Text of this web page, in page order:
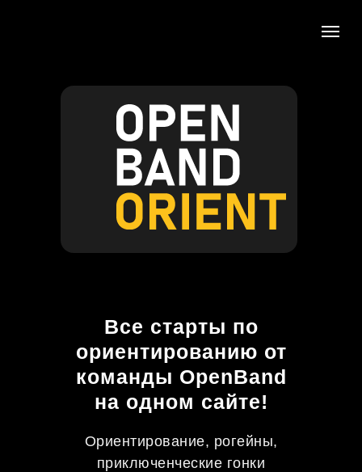
Все старты по
ориентированию от
команды OpenBand
на одном сайте!
Ориентирование, рогейны,
приключенческие гонки